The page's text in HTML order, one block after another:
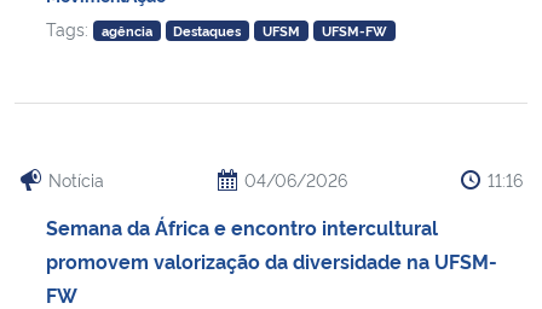
Secretaria de Governo
Banco Central do Brasil
Planalto
Tags:
agência Destaques UFSM UFSM-FW
Notícia 04/06/2026 11:16
Semana da África e encontro intercultural
promovem valorização da diversidade na UFSM-
FW